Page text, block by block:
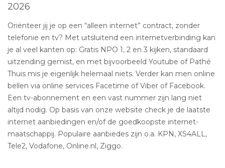
2026
Oriënteer jij je op een “alleen internet” contract, zonder
telefonie en tv? Met uitsluitend een internetverbinding kan
je al veel kanten op: Gratis NPO 1, 2 en 3 kijken, standaard
uitzending gemist, en met bijvoorbeeld Youtube of Pathé
Thuis mis je eigenlijk helemaal niets. Verder kan men online
bellen via online services Facetime of Viber of Facebook.
Een tv-abonnement en een vast nummer zijn lang niet
altijd nodig. Op basis van onze website check je de laatste
internet aanbiedingen en/of de goedkoopste internet-
maatschappij. Populaire aanbiedes zijn o.a. KPN, XS4ALL,
Tele2, Vodafone, Online.nl, Ziggo.